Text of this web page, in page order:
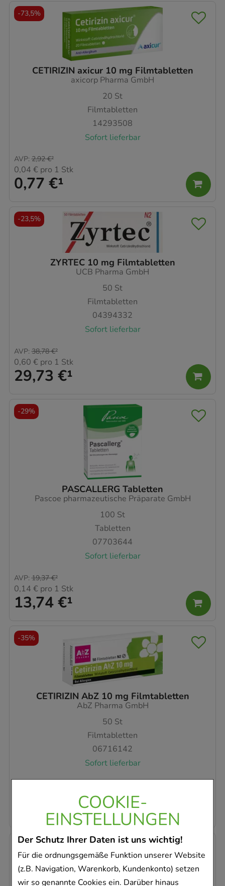
COOKIE-
EINSTELLUNGEN
Der Schutz Ihrer Daten ist uns wichtig!
Für die ordnungsgemäße Funktion unserer Website
(z.B. Navigation, Warenkorb, Kundenkonto) setzen
wir so genannte Cookies ein. Darüber hinaus
CETIRIZIN axicur 10 mg Filmtabletten
axicorp Pharma GmbH
20 St
Filmtabletten
14293508
Sofort lieferbar
0,77 €¹
AVP: 2,92 €²
0,04 € pro 1 Stk
-73,5%
ZYRTEC 10 mg Filmtabletten
UCB Pharma GmbH
50 St
Filmtabletten
04394332
Sofort lieferbar
29,73 €¹
AVP: 38,78 €²
0,60 € pro 1 Stk
-23,5%
PASCALLERG Tabletten
Pascoe pharmazeutische Präparate GmbH
100 St
Tabletten
07703644
Sofort lieferbar
13,74 €¹
AVP: 19,37 €²
0,14 € pro 1 Stk
-29%
CETIRIZIN AbZ 10 mg Filmtabletten
AbZ Pharma GmbH
50 St
Filmtabletten
06716142
Sofort lieferbar
4,51 €¹
-35%
-35%